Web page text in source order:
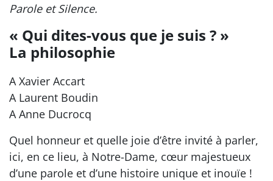
Parole et Silence.
« Qui dites-vous que je suis ? »
La philosophie
A Xavier Accart
A Laurent Boudin
A Anne Ducrocq
Quel honneur et quelle joie d’être invité à parler,
ici, en ce lieu, à Notre-Dame, cœur majestueux
d’une parole et d’une histoire unique et inouïe !